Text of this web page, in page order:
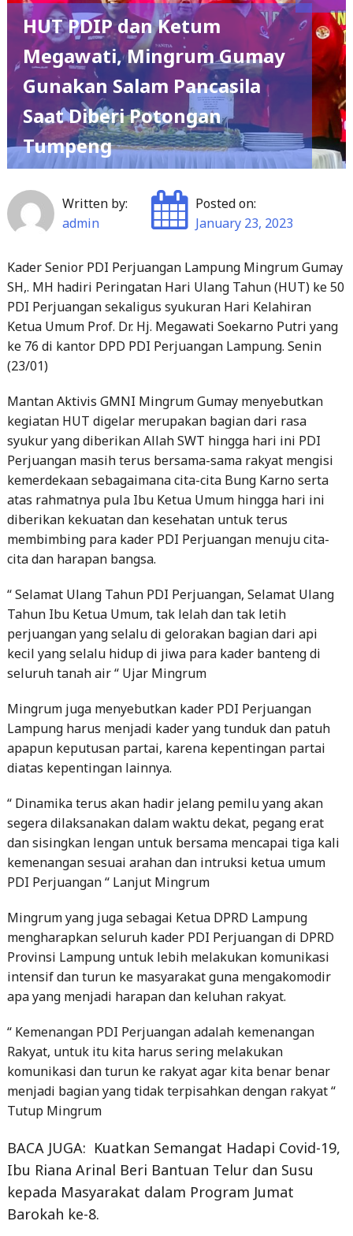
HUT PDIP dan Ketum
Megawati, Mingrum Gumay
Gunakan Salam Pancasila
Saat Diberi Potongan
Tumpeng
Written by:
admin
Posted on:
January 23, 2023
Kader Senior PDI Perjuangan Lampung Mingrum Gumay
SH,. MH hadiri Peringatan Hari Ulang Tahun (HUT) ke 50
PDI Perjuangan sekaligus syukuran Hari Kelahiran
Ketua Umum Prof. Dr. Hj. Megawati Soekarno Putri yang
ke 76 di kantor DPD PDI Perjuangan Lampung. Senin
(23/01)
Mantan Aktivis GMNI Mingrum Gumay menyebutkan
kegiatan HUT digelar merupakan bagian dari rasa
syukur yang diberikan Allah SWT hingga hari ini PDI
Perjuangan masih terus bersama-sama rakyat mengisi
kemerdekaan sebagaimana cita-cita Bung Karno serta
atas rahmatnya pula Ibu Ketua Umum hingga hari ini
diberikan kekuatan dan kesehatan untuk terus
membimbing para kader PDI Perjuangan menuju cita-
cita dan harapan bangsa.
“ Selamat Ulang Tahun PDI Perjuangan, Selamat Ulang
Tahun Ibu Ketua Umum, tak lelah dan tak letih
perjuangan yang selalu di gelorakan bagian dari api
kecil yang selalu hidup di jiwa para kader banteng di
seluruh tanah air “ Ujar Mingrum
Mingrum juga menyebutkan kader PDI Perjuangan
Lampung harus menjadi kader yang tunduk dan patuh
apapun keputusan partai, karena kepentingan partai
diatas kepentingan lainnya.
“ Dinamika terus akan hadir jelang pemilu yang akan
segera dilaksanakan dalam waktu dekat, pegang erat
dan sisingkan lengan untuk bersama mencapai tiga kali
kemenangan sesuai arahan dan intruksi ketua umum
PDI Perjuangan “ Lanjut Mingrum
Mingrum yang juga sebagai Ketua DPRD Lampung
mengharapkan seluruh kader PDI Perjuangan di DPRD
Provinsi Lampung untuk lebih melakukan komunikasi
intensif dan turun ke masyarakat guna mengakomodir
apa yang menjadi harapan dan keluhan rakyat.
“ Kemenangan PDI Perjuangan adalah kemenangan
Rakyat, untuk itu kita harus sering melakukan
komunikasi dan turun ke rakyat agar kita benar benar
menjadi bagian yang tidak terpisahkan dengan rakyat “
Tutup Mingrum
BACA JUGA: Kuatkan Semangat Hadapi Covid-19,
Ibu Riana Arinal Beri Bantuan Telur dan Susu
kepada Masyarakat dalam Program Jumat
Barokah ke-8.